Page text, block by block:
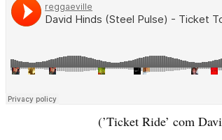
(’Ticket Ride’ com